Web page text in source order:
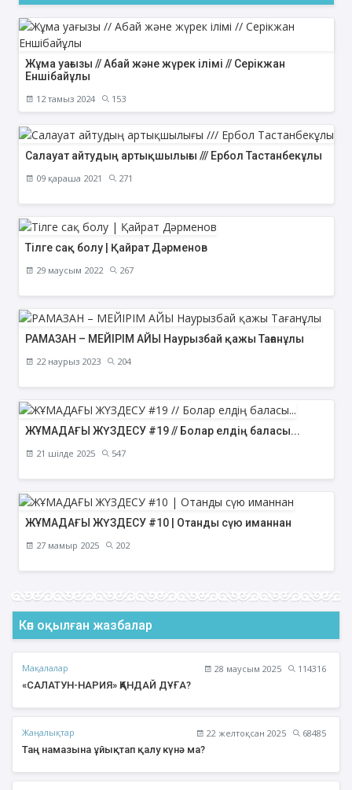
Жұма уағызы // Абай және жүрек ілімі // Серікжан
Еншібайұлы
12 тамыз 2024 153
Салауат айтудың артықшылығы /// Ербол Тастанбекұлы
09 қараша 2021 271
Тілге сақ болу | Қайрат Дәрменов
29 маусым 2022 267
РАМАЗАН – МЕЙІРІМ АЙЫ Наурызбай қажы Тағанұлы
22 наурыз 2023 204
ЖҰМАДАҒЫ ЖҮЗДЕСУ #19 // Болар елдің баласы...
21 шілде 2025 547
ЖҰМАДАҒЫ ЖҮЗДЕСУ #10 | Отанды сүю иманнан
27 мамыр 2025 202
Көп оқылған жазбалар
Мақалалар 28 маусым 2025
114316
«САЛАТУН-НАРИЯ» ҚАНДАЙ ДҰҒА?
Жаңалықтар 22 желтоқсан 2025
68485
Таң намазына ұйықтап қалу күнә ма?